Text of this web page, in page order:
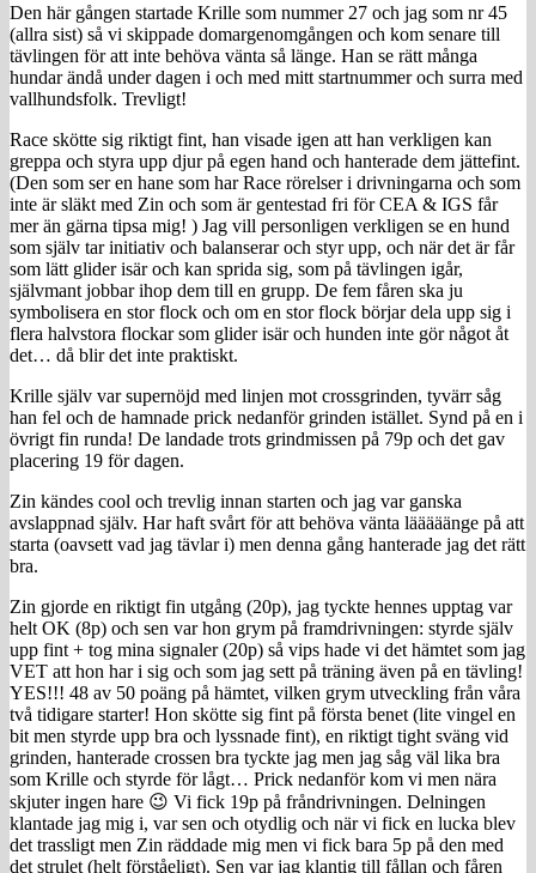
Den här gången startade Krille som nummer 27 och jag som nr 45
(allra sist) så vi skippade domargenomgången och kom senare till
tävlingen för att inte behöva vänta så länge. Han se rätt många
hundar ändå under dagen i och med mitt startnummer och surra med
vallhundsfolk. Trevligt!
Race skötte sig riktigt fint, han visade igen att han verkligen kan
greppa och styra upp djur på egen hand och hanterade dem jättefint.
(Den som ser en hane som har Race rörelser i drivningarna och som
inte är släkt med Zin och som är gentestad fri för CEA & IGS får
mer än gärna tipsa mig! ) Jag vill personligen verkligen se en hund
som själv tar initiativ och balanserar och styr upp, och när det är får
som lätt glider isär och kan sprida sig, som på tävlingen igår,
självmant jobbar ihop dem till en grupp. De fem fåren ska ju
symbolisera en stor flock och om en stor flock börjar dela upp sig i
flera halvstora flockar som glider isär och hunden inte gör något åt
det… då blir det inte praktiskt.
Krille själv var supernöjd med linjen mot crossgrinden, tyvärr såg
han fel och de hamnade prick nedanför grinden istället. Synd på en i
övrigt fin runda! De landade trots grindmissen på 79p och det gav
placering 19 för dagen.
Zin kändes cool och trevlig innan starten och jag var ganska
avslappnad själv. Har haft svårt för att behöva vänta lääääänge på att
starta (oavsett vad jag tävlar i) men denna gång hanterade jag det rätt
bra.
Zin gjorde en riktigt fin utgång (20p), jag tyckte hennes upptag var
helt OK (8p) och sen var hon grym på framdrivningen: styrde själv
upp fint + tog mina signaler (20p) så vips hade vi det hämtet som jag
VET att hon har i sig och som jag sett på träning även på en tävling!
YES!!! 48 av 50 poäng på hämtet, vilken grym utveckling från våra
två tidigare starter! Hon skötte sig fint på första benet (lite vingel en
bit men styrde upp bra och lyssnade fint), en riktigt tight sväng vid
grinden, hanterade crossen bra tyckte jag men jag såg väl lika bra
som Krille och styrde för lågt… Prick nedanför kom vi men nära
skjuter ingen hare 😉 Vi fick 19p på fråndrivningen. Delningen
klantade jag mig i, var sen och otydlig och när vi fick en lucka blev
det trassligt men Zin räddade mig men vi fick bara 5p på den med
det strulet (helt förståeligt). Sen var jag klantig till fållan och fåren